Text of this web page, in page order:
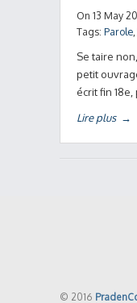
On 13 May
Tags: Parole
Se taire
petit
écrit fin 18e,
Lire plus →
© 2016